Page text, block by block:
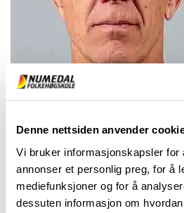
Denne nettsiden anvender
Vi bruker informasjonskapsler for
annonser et personlig preg, for å
mediefunksjoner og for å
dessuten informasjon om
Er vaktmester, og har